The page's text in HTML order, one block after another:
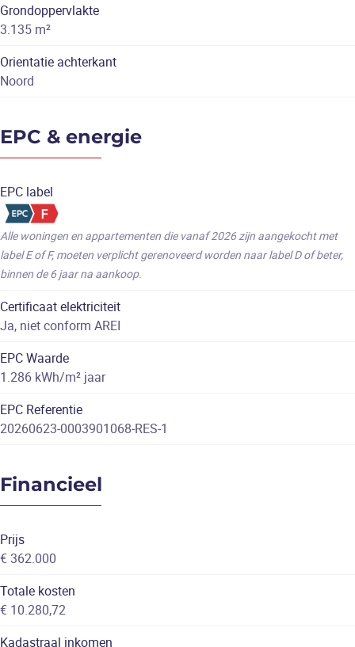
Grondoppervlakte
3.135 m²
Orientatie achterkant
Noord
EPC & energie
EPC label
Alle woningen en appartementen die vanaf 2026 zijn aangekocht met
label E of F, moeten verplicht gerenoveerd worden naar label D of beter,
binnen de 6 jaar na aankoop.
Certificaat elektriciteit
Ja, niet conform AREI
EPC Waarde
1.286 kWh/m² jaar
EPC Referentie
20260623-0003901068-RES-1
Financieel
Prijs
€ 362.000
Totale kosten
€ 10.280,72
Kadastraal inkomen